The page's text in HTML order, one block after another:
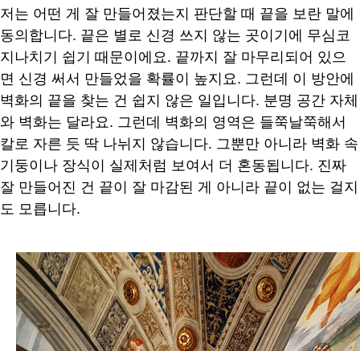
저는 어떤 게 잘 만들어졌는지 판단할 때 끝을 보란 말에
동의합니다. 끝은 별로 신경 쓰지 않는 곳이기에 무심코
지나치기 쉽기 때문이에요 . 끝까지 잘 마무리되어 있으
면 신경 써서 만들었을 확률이 높지요 . 그런데 이 방안에
벽화의 끝을 찾는 건 쉽지 않은 일입니다. 분명 공간 자체
와 벽화는 달라요 . 그런데 벽화의 영역은 들쭉날쭉해서
칼로 자른 듯 딱 나뉘지 않습니다. 그뿐만 아니라 벽화 속
기둥이나 장식이 실제처럼 보여서 더 혼동됩니다. 진짜
잘 만들어진 건 끝이 잘 마감된 게 아니라 끝이 없는 걸지
도 모릅니다.